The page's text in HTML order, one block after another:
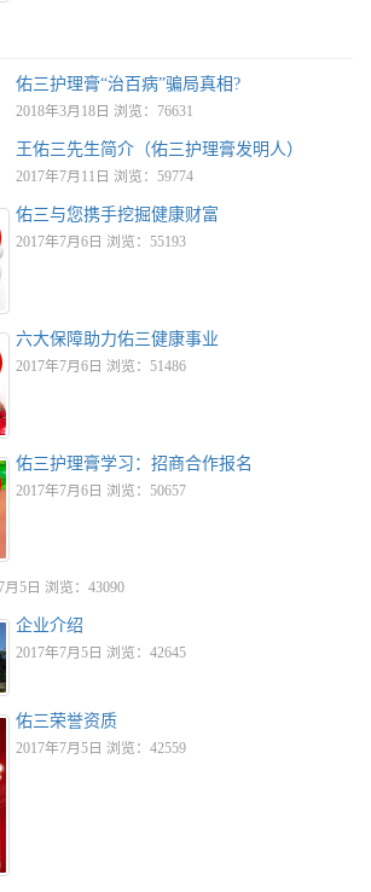
佑三护理膏“治百病”骗局真相?
2018年3月18日 浏览：76631
王佑三先生简介（佑三护理膏发明人）
2017年7月11日 浏览：59774
佑三与您携手挖掘健康财富
2017年7月6日 浏览：55193
六大保障助力佑三健康事业
2017年7月6日 浏览：51486
佑三护理膏学习：招商合作报名
2017年7月6日 浏览：50657
月5日 浏览：43090
企业介绍
2017年7月5日 浏览：42645
佑三荣誉资质
2017年7月5日 浏览：42559